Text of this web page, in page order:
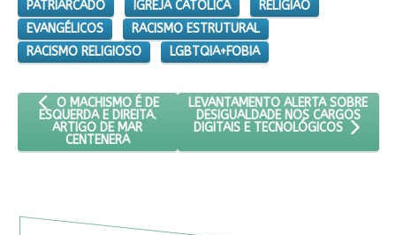
PATRIARCADO
IGREJA CATÓLICA
RELIGIÃO
EVANGÉLICOS
RACISMO ESTRUTURAL
RACISMO RELIGIOSO
LGBTQIA+FOBIA
ARTIGO ANTERIOR: O MACHISMO É DE ESQUERDA E DIREITA.
O MACHISMO É DE
ESQUERDA E DIREITA.
ARTIGO DE MAR
CENTENERA
PRÓXIMO ARTIGO: LEVANTAMENTO
LEVANTAMENTO ALERTA SOBRE
DESIGUALDADE NOS CARGOS
DIGITAIS E TECNOLÓGICOS